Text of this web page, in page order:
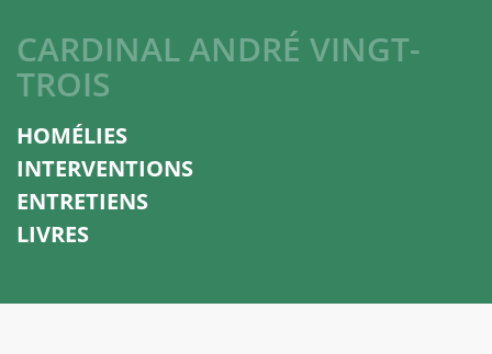
CARDINAL ANDRÉ VINGT-
TROIS
HOMÉLIES
INTERVENTIONS
ENTRETIENS
LIVRES